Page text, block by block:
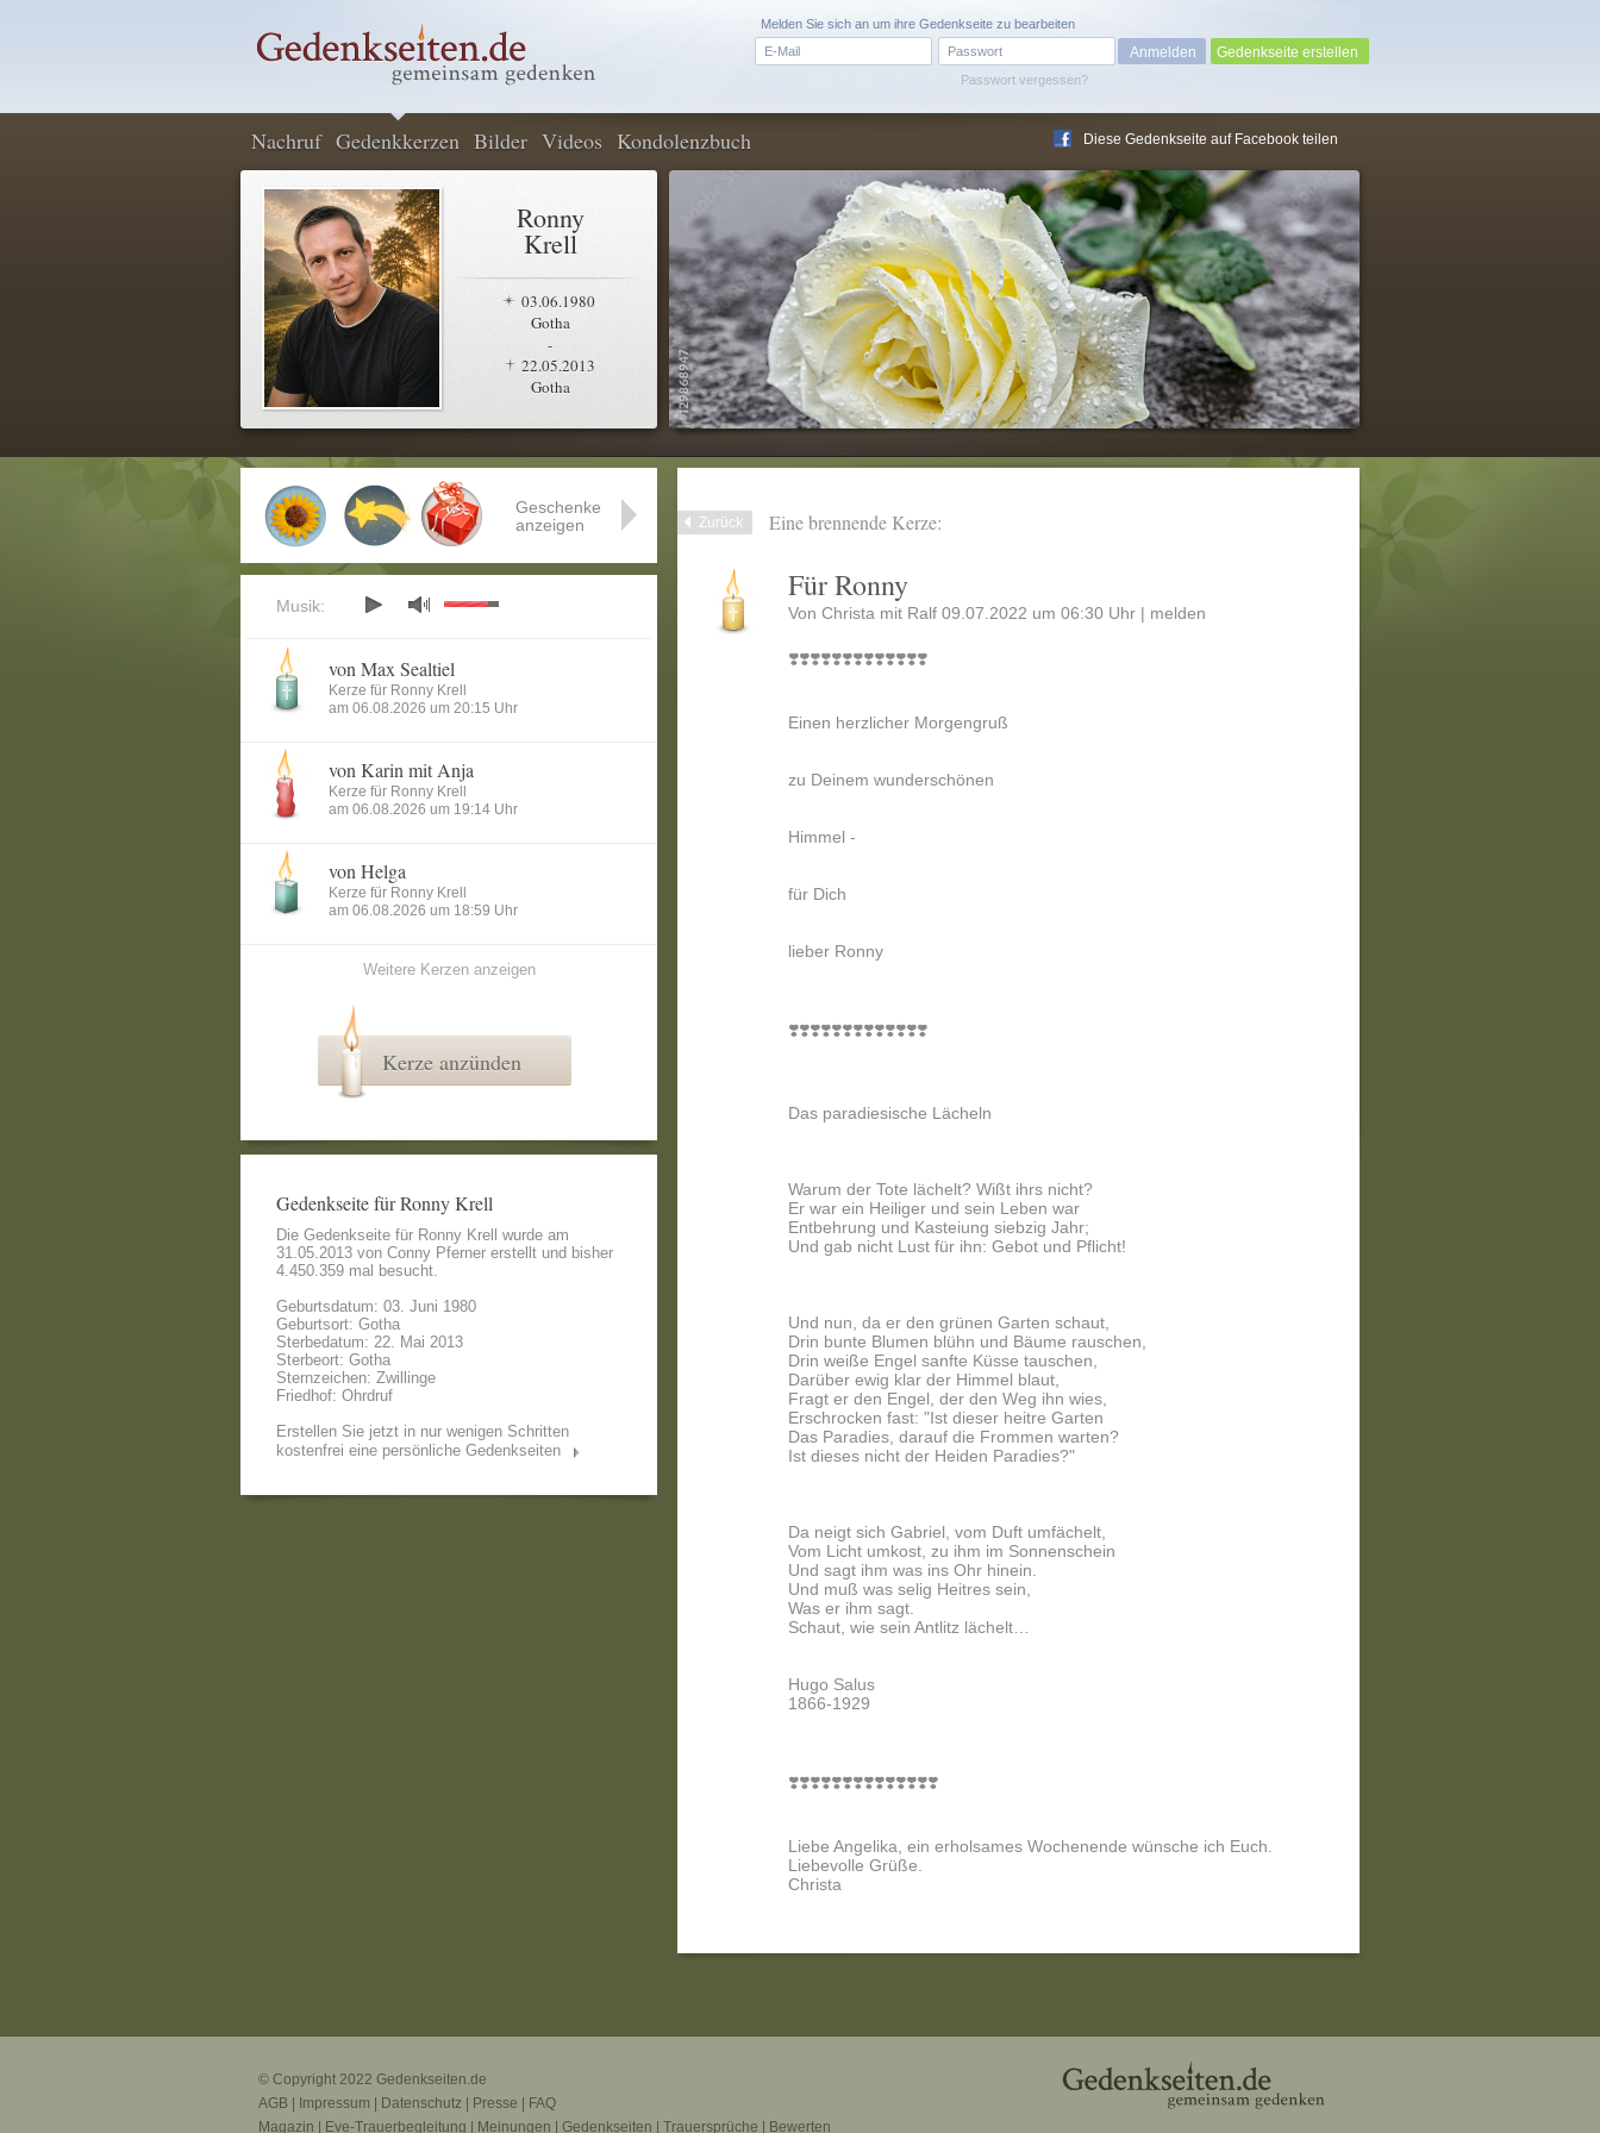
Passwort vergessen?
Melden Sie sich an um ihre Gedenkseite zu bearbeiten
Gedenkseite erstellen
Nachruf Gedenkkerzen Bilder Videos Kondolenzbuch Diese Gedenkseite auf Facebook teilen
Ronny
Krell
03.06.1980
Gotha
-
22.05.2013
Gotha
Zurück Eine brennende Kerze:
Für Ronny
Von Christa mit Ralf 09.07.2022 um 06:30 Uhr | melden
❣️❣️❣️❣️❣️❣️❣️❣️❣️❣️❣️❣️❣️
Einen herzlicher Morgengruß
zu Deinem wunderschönen
Himmel -
für Dich
lieber Ronny
❣️❣️❣️❣️❣️❣️❣️❣️❣️❣️❣️❣️❣️
Das paradiesische Lächeln
Warum der Tote lächelt? Wißt ihrs nicht?
Er war ein Heiliger und sein Leben war
Entbehrung und Kasteiung siebzig Jahr;
Und gab nicht Lust für ihn: Gebot und Pflicht!
Und nun, da er den grünen Garten schaut,
Drin bunte Blumen blühn und Bäume rauschen,
Drin weiße Engel sanfte Küsse tauschen,
Darüber ewig klar der Himmel blaut,
Fragt er den Engel, der den Weg ihn wies,
Erschrocken fast: "Ist dieser heitre Garten
Das Paradies, darauf die Frommen warten?
Ist dieses nicht der Heiden Paradies?"
Da neigt sich Gabriel, vom Duft umfächelt,
Vom Licht umkost, zu ihm im Sonnenschein
Und sagt ihm was ins Ohr hinein.
Und muß was selig Heitres sein,
Was er ihm sagt.
Schaut, wie sein Antlitz lächelt…
Hugo Salus
1866-1929
❣️❣️❣️❣️❣️❣️❣️❣️❣️❣️❣️❣️❣️❣️
Liebe Angelika, ein erholsames Wochenende wünsche ich Euch.
Liebevolle Grüße.
Christa
Geschenke
anzeigen
Musik:
von Max Sealtiel
Kerze für Ronny Krell
am 06.08.2026 um 20:15 Uhr
von Karin mit Anja
Kerze für Ronny Krell
am 06.08.2026 um 19:14 Uhr
von Helga
Kerze für Ronny Krell
am 06.08.2026 um 18:59 Uhr
Weitere Kerzen anzeigen
Kerze anzünden
Gedenkseite für Ronny Krell
Die Gedenkseite für Ronny Krell wurde am
31.05.2013 von Conny Pferner erstellt und bisher
4.450.359 mal besucht.
Geburtsdatum: 03. Juni 1980
Geburtsort: Gotha
Sterbedatum: 22. Mai 2013
Sterbeort: Gotha
Sternzeichen: Zwillinge
Friedhof: Ohrdruf
Erstellen Sie jetzt in nur wenigen Schritten
kostenfrei eine persönliche Gedenkseiten
© Copyright 2022 Gedenkseiten.de
AGB
Impressum Datenschutz Presse
FAQ
Magazin
Eve-Trauerbegleitung Meinungen Gedenkseiten Trauersprüche Bewerten